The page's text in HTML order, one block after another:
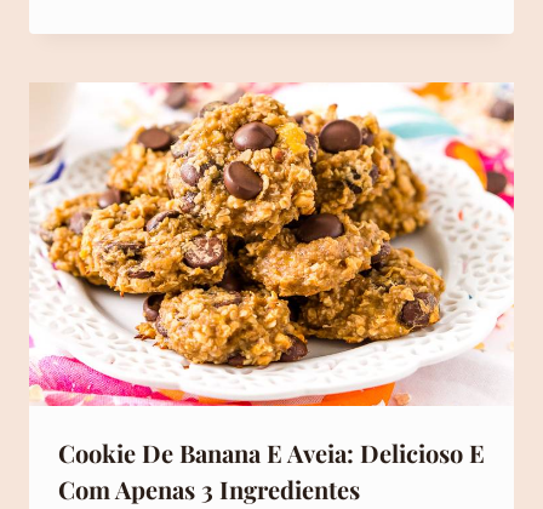
Cookie De Banana E Aveia: Delicioso E
Com Apenas 3 Ingredientes